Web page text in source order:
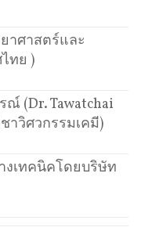
าศาสตร์และ
ทย )
ณ์ (Dr. Tawatchai
าวิศวกรรมเคมี)
งเทคนิคโดยบริษัท